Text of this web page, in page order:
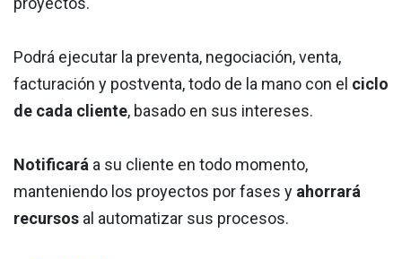
Podrá ejecutar la preventa, negociación, venta,
facturación y postventa, todo de la mano con el ciclo
de cada cliente, basado en sus intereses.
Notificará a su cliente en todo momento,
manteniendo los proyectos por fases y ahorrará
recursos al automatizar sus procesos.